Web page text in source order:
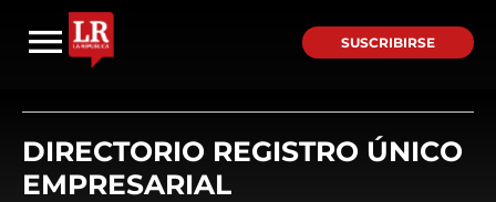
SUSCRIBIRSE
DIRECTORIO REGISTRO ÚNICO
EMPRESARIAL